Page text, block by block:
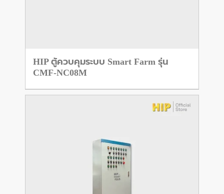
HIP ตู้ควบคุมระบบ Smart Farm รุ่น
CMF-NC08M